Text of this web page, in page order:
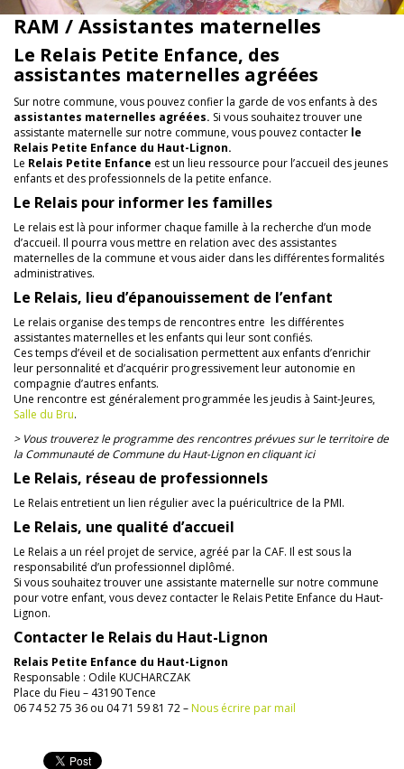
RAM / Assistantes maternelles
Le Relais Petite Enfance, des
assistantes maternelles agréées
Sur notre commune, vous pouvez confier la garde de vos enfants à des
assistantes maternelles agréées. Si vous souhaitez trouver une
assistante maternelle sur notre commune, vous pouvez contacter le
Relais Petite Enfance du Haut-Lignon.
Le Relais Petite Enfance est un lieu ressource pour l’accueil des jeunes
enfants et des professionnels de la petite enfance.
Le Relais pour informer les familles
Le relais est là pour informer chaque famille à la recherche d’un mode
d’accueil. Il pourra vous mettre en relation avec des assistantes
maternelles de la commune et vous aider dans les différentes formalités
administratives.
Le Relais, lieu d’épanouissement de l’enfant
Le relais organise des temps de rencontres entre les différentes
assistantes maternelles et les enfants qui leur sont confiés.
Ces temps d’éveil et de socialisation permettent aux enfants d’enrichir
leur personnalité et d’acquérir progressivement leur autonomie en
compagnie d’autres enfants.
Une rencontre est généralement programmée les jeudis à Saint-Jeures,
Salle du Bru.
> Vous trouverez le programme des rencontres prévues sur le territoire de
la Communauté de Commune du Haut-Lignon en cliquant ici
Le Relais, réseau de professionnels
Le Relais entretient un lien régulier avec la puéricultrice de la PMI.
Le Relais, une qualité d’accueil
Le Relais a un réel projet de service, agréé par la CAF. Il est sous la
responsabilité d’un professionnel diplômé.
Si vous souhaitez trouver une assistante maternelle sur notre commune
pour votre enfant, vous devez contacter le Relais Petite Enfance du Haut-
Lignon.
Contacter le Relais du Haut-Lignon
Relais Petite Enfance du Haut-Lignon
Responsable : Odile KUCHARCZAK
Place du Fieu – 43190 Tence
06 74 52 75 36 ou 04 71 59 81 72 – Nous écrire par mail